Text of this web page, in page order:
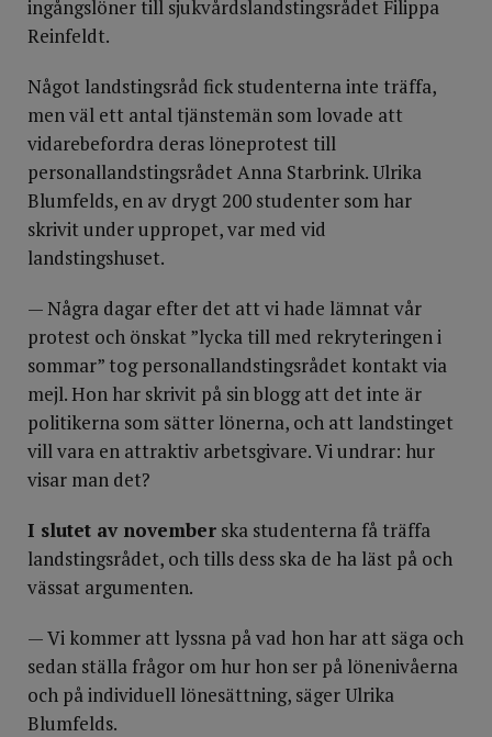
ingångslöner till sjukvårdslandstingsrådet Filippa
Reinfeldt.
Något landstingsråd fick studenterna inte träffa,
men väl ett antal tjänstemän som lovade att
vidarebefordra deras löneprotest till
personallandstingsrådet Anna Starbrink. Ulrika
Blumfelds, en av drygt 200 studenter som har
skrivit under uppropet, var med vid
landstingshuset.
— Några dagar efter det att vi hade lämnat vår
protest och önskat ”lycka till med rekryteringen i
sommar” tog personallandstingsrådet kontakt via
mejl. Hon har skrivit på sin blogg att det inte är
politikerna som sätter lönerna, och att landstinget
vill vara en attraktiv arbetsgivare. Vi undrar: hur
visar man det?
I slutet av november ska studenterna få träffa
landstingsrådet, och tills dess ska de ha läst på och
vässat argumenten.
— Vi kommer att lyssna på vad hon har att säga och
sedan ställa frågor om hur hon ser på lönenivåerna
och på individuell lönesättning, säger Ulrika
Blumfelds.